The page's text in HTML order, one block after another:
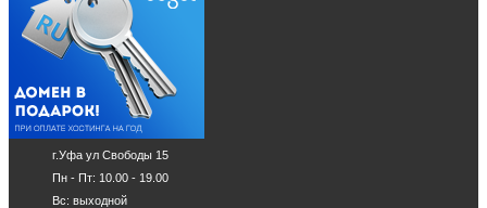
г.Уфа ул Свободы 15
Пн - Пт: 10.00 - 19.00
Вс: выходной